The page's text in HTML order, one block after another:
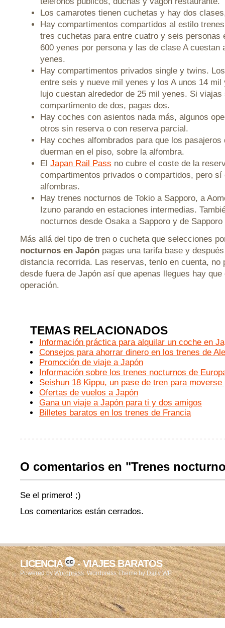
Los camarotes tienen cuchetas y hay dos
Hay compartimentos compartidos al estilo
tres cuchetas para entre cuatro y seis personas
600 yenes por persona y las de clase A cuestan
yenes.
Hay compartimentos privados single y twins.
entre seis y nueve mil yenes y los A unos 14
lujo cuestan alrededor de 25 mil yenes. Si
compartimento de dos, pagas dos.
Hay coches con asientos nada más, algunos
otros sin reserva o con reserva parcial.
Hay coches alfombrados para que los pasajeros
duerman en el piso, sobre la alfombra.
El Japan Rail Pass no cubre el coste de la
compartimentos privados o compartidos, pero
alfombras.
Hay trenes nocturnos de Tokio a Sapporo, a
Izuno parando en estaciones intermedias.
nocturnos desde Osaka a Sapporo y de Sapporo
Más allá del tipo de tren o cucheta que selecciones
nocturnos en Japón pagas una tarifa base y
distancia recorrida. Las reservas, tenlo en cuenta, no
desde fuera de Japón así que apenas llegues hay
operación.
TEMAS RELACIONADOS
Información práctica para alquilar un coche en
Consejos para ahorrar dinero en los trenes de
Promoción de viaje a Japón
Información sobre los trenes nocturnos de
Seishun 18 Kippu, un pase de tren para moverse
Ofertas de vuelos a Japón
Gana un viaje a Japón para ti y dos amigos
Billetes baratos en los trenes de Francia
O comentarios en "Trenes
Se el primero! ;)
Los comentarios están cerrados.
LICENCIA - VIAJES BARATOS
Powered byWordpress. Wordpress Theme byDaily WP.